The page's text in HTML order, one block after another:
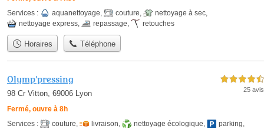
Services : aquanettoyage, couture, nettoyage à sec,
nettoyage express, repassage, retouches
Horaires Téléphone
Olymp'pressing
98 Cr Vitton, 69006 Lyon
Fermé, ouvre à 8h
4,5 étoiles sur 5
25 avis
Services : couture livraison nettoyage écologique parking